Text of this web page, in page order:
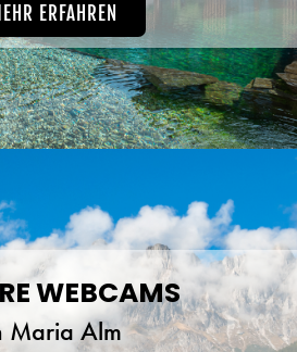
ERFAHREN
WEBCAMS
Maria Alm